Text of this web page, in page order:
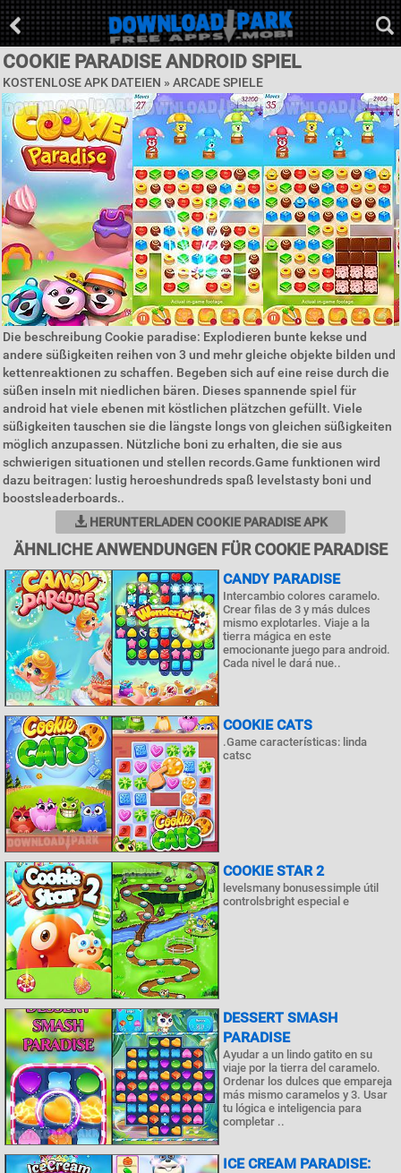
COOKIE PARADISE ANDROID SPIEL
KOSTENLOSE APK DATEIEN » ARCADE SPIELE
Die beschreibung Cookie paradise: Explodieren bunte kekse und
andere süßigkeiten reihen von 3 und mehr gleiche objekte bilden und
kettenreaktionen zu schaffen. Begeben sich auf eine reise durch die
süßen inseln mit niedlichen bären. Dieses spannende spiel für
android hat viele ebenen mit köstlichen plätzchen gefüllt. Viele
süßigkeiten tauschen sie die längste longs von gleichen süßigkeiten
möglich anzupassen. Nützliche boni zu erhalten, die sie aus
schwierigen situationen und stellen records.Game funktionen wird
dazu beitragen: lustig heroeshundreds spaß levelstasty boni und
boostsleaderboards..
HERUNTERLADEN COOKIE PARADISE APK
ÄHNLICHE ANWENDUNGEN FÜR COOKIE PARADISE
CANDY PARADISE
Intercambio colores caramelo.
Crear filas de 3 y más dulces
mismo explotarles. Viaje a la
tierra mágica en este
emocionante juego para android.
Cada nivel le dará nue..
COOKIE CATS
.Game características: linda
catsc
COOKIE STAR 2
levelsmany bonusessimple útil
controlsbright especial e
DESSERT SMASH
PARADISE
Ayudar a un lindo gatito en su
viaje por la tierra del caramelo.
Ordenar los dulces que empareja
más mismo caramelos y 3. Usar
tu lógica e inteligencia para
completar ..
ICE CREAM PARADISE: